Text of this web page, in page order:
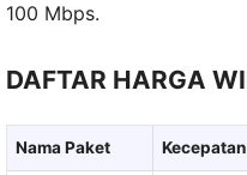
100 Mbps.
DAFTAR HARGA
Nama Paket